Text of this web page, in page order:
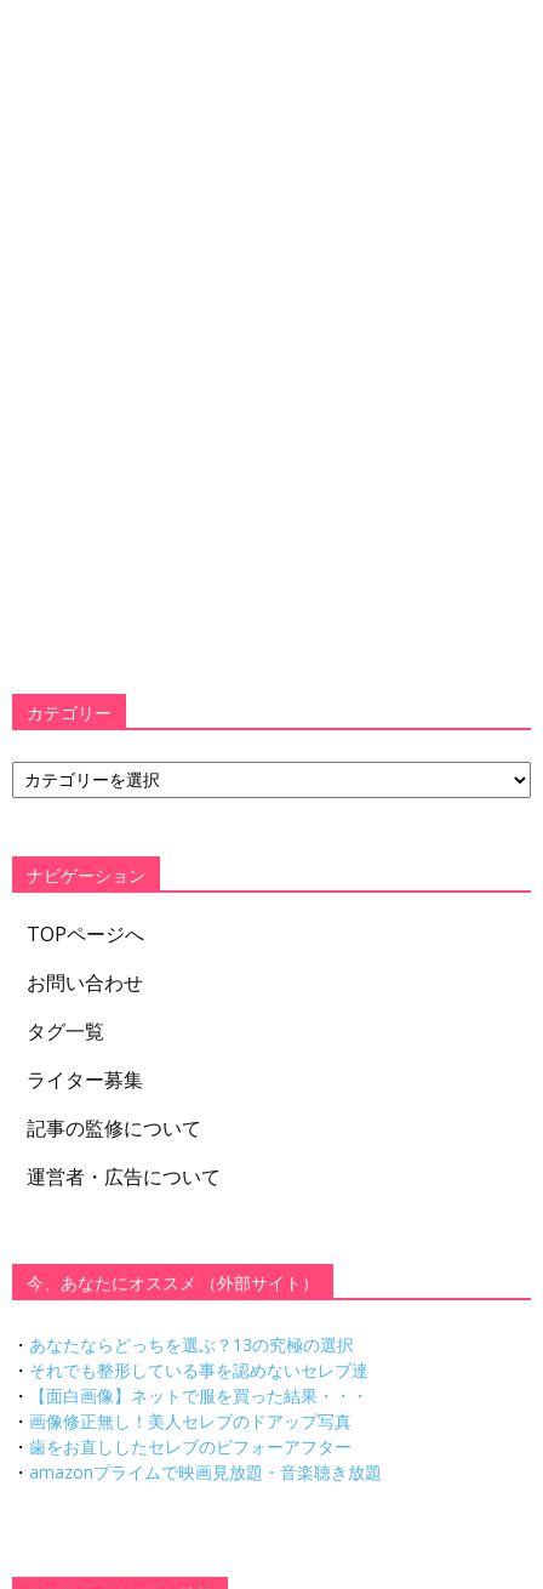
カテゴリー
カ
テ
ー
ナビゲーション
TOPページへ
お問い合わせ
タグ一覧
ライター募集
記事の監修について
運営者・広告について
今、あなたにオススメ （外部サイト）
・ あなたならどっちを選ぶ？13の究極の選択
・ それでも整形している事を認めないセレブ達
・
【面白画像】ネットで服を買った結果・・・
・ 画像修正無し！美人セレブのドアップ写真
・ 歯をお直ししたセレブのビフォーアフター
・ amazonプライムで映画見放題・音楽聴き放題